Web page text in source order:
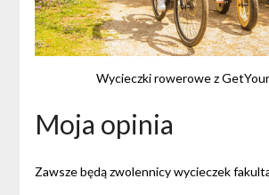
Wycieczki rowerowe z
Moja opinia
Zawsze będą zwolennicy wycieczek